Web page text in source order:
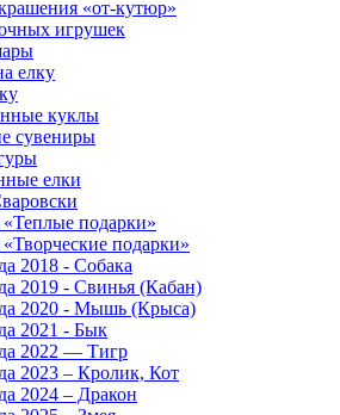
«от-кутюр»
игрушек
елку
куклы
сувениры
елки
подарки»
подарки»
2018 - Собака
2019 - Свинья (Кабан)
2020 - Мышь (Крыса)
2021 - Бык
2022 — Тигр
2023 – Кролик, Кот
2024 – Дракон